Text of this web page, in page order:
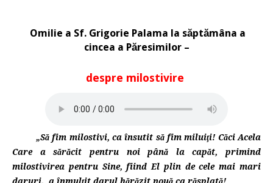
Omilie a Sf. Grigorie Palama la săptămâna a
cincea a Păresimilor –
despre milostivire
„Să fim milostivi, ca însutit să fim miluiţi! Căci Acela
Care a sărăcit pentru noi până la capăt, primind
milostivirea pentru Sine, fiind El plin de cele mai mari